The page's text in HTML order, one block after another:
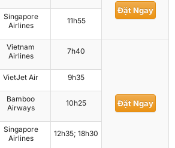
Đặt Ngay
Singapore
Airlines
11h55
Vietnam
Airlines
7h40
Đặt Ngay
VietJet Air 9h35
Bamboo
Airways
10h25
Singapore
Airlines
12h35; 18h30